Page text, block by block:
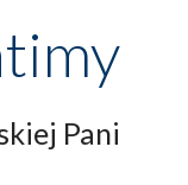
Pani